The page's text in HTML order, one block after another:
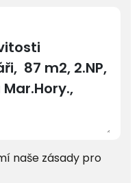
naše zásady pro